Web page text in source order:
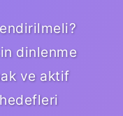
dinlenme
ve aktif